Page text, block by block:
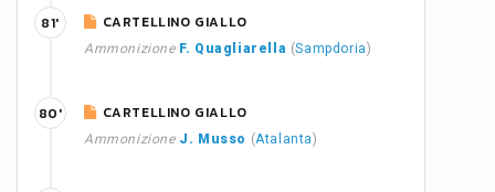
CARTELLINO GIALLO
Ammonizione F. Quagliarella (Sampdoria)
81'
CARTELLINO GIALLO
Ammonizione J. Musso (Atalanta)
80'